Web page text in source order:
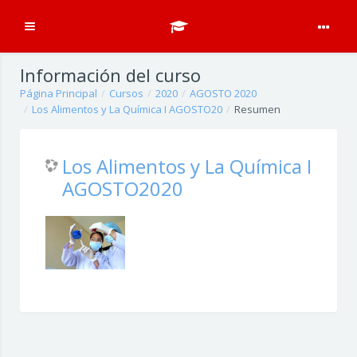
Expandir
Información del curso
Página Principal Cursos 2020
AGOSTO 2020
Los Alimentos y La Química I AGOSTO20
Resumen
Los Alimentos y La Química I
AGOSTO2020